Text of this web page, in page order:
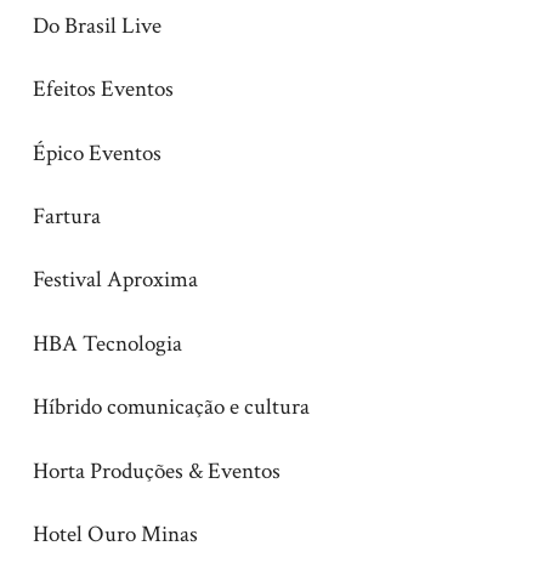
Do Brasil Live
Efeitos Eventos
Épico Eventos
Fartura
Festival Aproxima
HBA Tecnologia
Híbrido comunicação e cultura
Horta Produções & Eventos
Hotel Ouro Minas